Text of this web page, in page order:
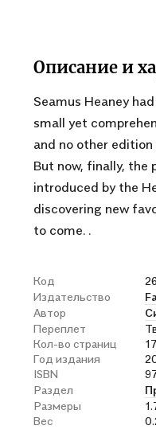
Описание и
Seamus Heaney
small yet
and no other
But now, finally, the
introduced by the
discovering new
to come. .
Код
Издательство
Автор
Переплет
Кол-во страниц
Год издания
ISBN
Раздел
Размеры
Вес